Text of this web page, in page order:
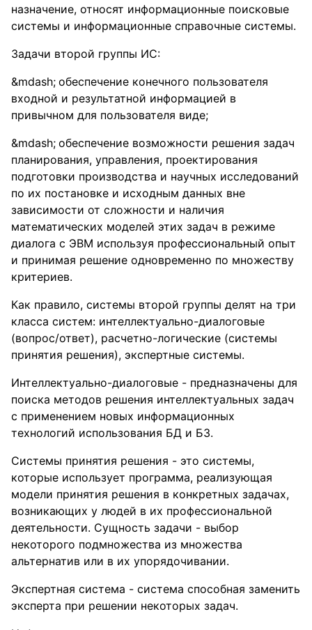
назначение, относят информационные поисковые
системы и информационные справочные системы.
Задачи второй группы ИС:
обеспечение конечного пользователя
входной и результатной информацией в
привычном для пользователя виде;
обеспечение возможности решения задач
планирования, управления, проектирования
подготовки производства и научных исследований
по их постановке и исходным данных вне
зависимости от сложности и наличия
математических моделей этих задач в режиме
диалога с ЭВМ используя профессиональный опыт
и принимая решение одновременно по множеству
критериев.
Как правило, системы второй группы делят на три
класса систем: интеллектуально-диалоговые
(вопрос/ответ), расчетно-логические (системы
принятия решения), экспертные системы.
Интеллектуально-диалоговые - предназначены для
поиска методов решения интеллектуальных задач
с применением новых информационных
технологий использования БД и БЗ.
Системы принятия решения - это системы,
которые использует программа, реализующая
модели принятия решения в конкретных задачах,
возникающих у людей в их профессиональной
деятельности. Сущность задачи - выбор
некоторого подмножества из множества
альтернатив или в их упорядочивании.
Экспертная система - система способная заменить
эксперта при решении некоторых задач.